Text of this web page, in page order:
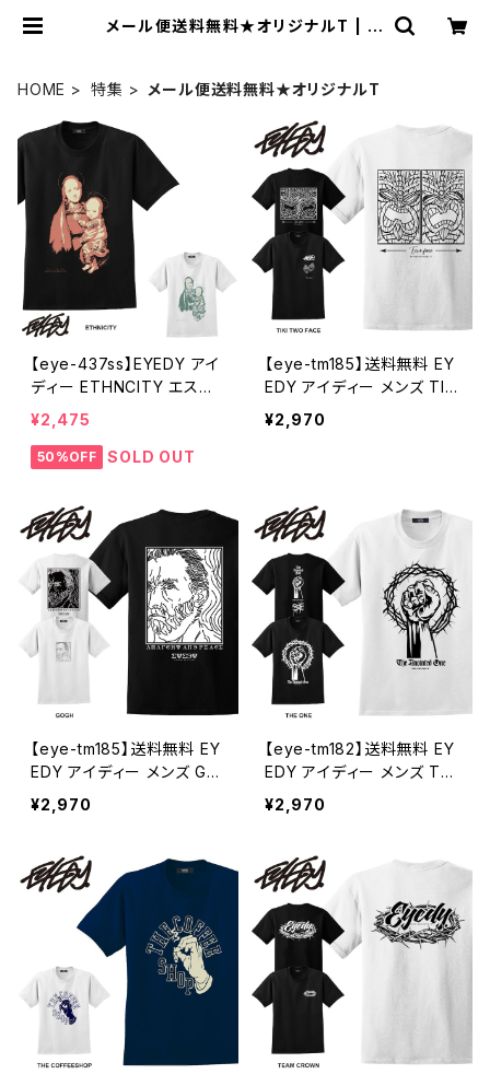
メール便送料無料★オリジナルT | セ
HOME 特集 メール便送料無料★オリジナルT
【eye-437ss】EYEDY アイ
ディー ETHNCITY エスニ
クティ 民族 ショートスリー
ブTシャツ 大きいサイズ W
HTIE BLACK ホワイト ブラ
¥2,475
50%OFF SOLD OUT
【eye-tm185】送料無料 EY
EDY アイディー メンズ TIK
I TWO FACE ティキ 半袖 t
シャツ ブランド 大きいサイ
XXXL 3l 半袖Tシャツ
¥2,970
【eye-tm185】送料無料 EY
EDY アイディー メンズ GO
GH ゴッホ 半袖 tシャツ ブ
ランド 大きいサイズ おしゃ
ケート XL XXL XXXL 3l
半袖Tシャツ
¥2,970
【eye-tm182】送料無料 EY
EDY アイディー メンズ TH
E ONE こぶしグラフィック
半袖 tシャツ ブランド 大き
ト 綿 コットン スケート XL
XXL XXXL 3l
¥2,970